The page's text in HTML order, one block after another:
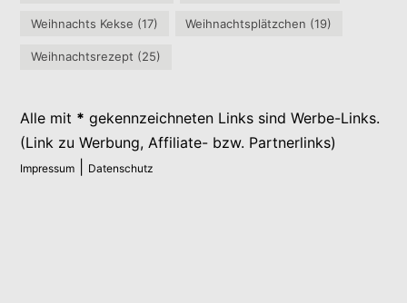
Weihnachts Kekse (17) Weihnachtsplätzchen (19)
Weihnachtsrezept (25)
Alle mit * gekennzeichneten Links sind Werbe-Links.
(Link zu Werbung, Affiliate- bzw. Partnerlinks)
Impressum Datenschutz